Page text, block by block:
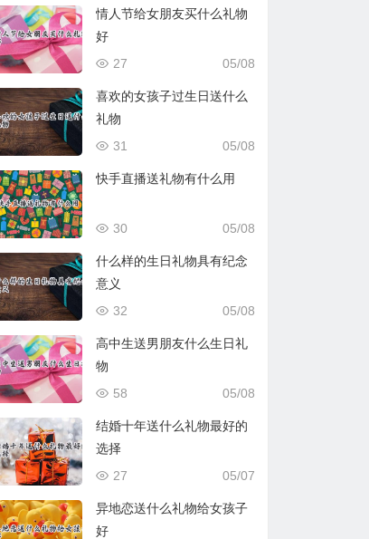
情人节给女朋友买什么礼物
好
05/08
27
喜欢的女孩子过生日送什么
礼物
05/08
31
快手直播送礼物有什么用
05/08
30
什么样的生日礼物具有纪念
意义
05/08
32
高中生送男朋友什么生日礼
物
05/08
58
结婚十年送什么礼物最好的
选择
05/07
27
异地恋送什么礼物给女孩子
好